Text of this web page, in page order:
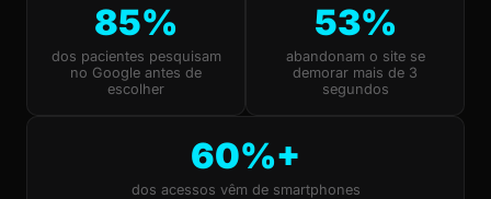
85%
dos pacientes pesquisam
no Google antes de
escolher
53%
abandonam o site se
demorar mais de 3
segundos
60%+
dos acessos vêm de smartphones